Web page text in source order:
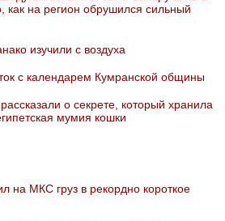
как на регион обрушился сильный
изучили с воздуха
с календарем Кумранской общины
о секрете, который хранила
мумия кошки
на МКС груз в рекордно короткое